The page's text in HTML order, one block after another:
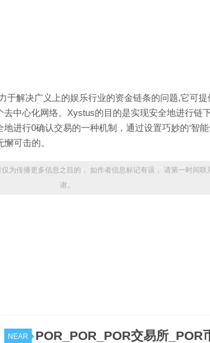
于解决广义上的娱乐行业的资金链条的问题,它可提
中心化网络。Xystus的目的是实现安全地进行链
进行0确认交易的一种机制，通过设置巧妙的‘智能
可击的。
为传播更多信息之目的， 如作者信息标记有误， 请第一时间联
谢。
NEAR POR_POR_POR交易所_POR